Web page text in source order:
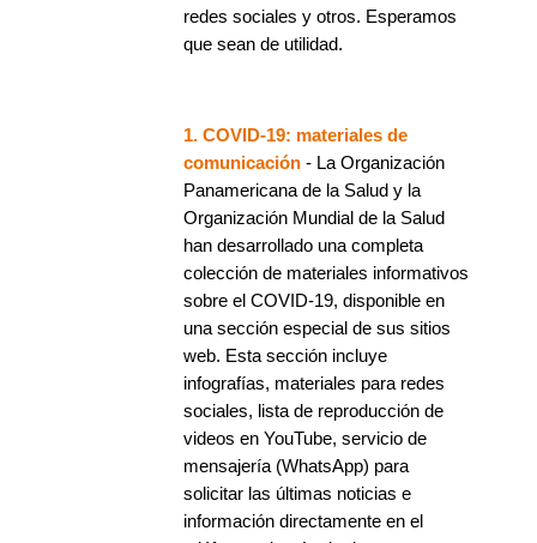
redes sociales y otros. Esperamos
que sean de utilidad.
1. COVID-19: materiales de
comunicación - La Organización
Panamericana de la Salud y la
Organización Mundial de la Salud
han desarrollado una completa
colección de materiales informativos
sobre el COVID-19, disponible en
una sección especial de sus sitios
web. Esta sección incluye
infografías, materiales para redes
sociales, lista de reproducción de
videos en YouTube, servicio de
mensajería (WhatsApp) para
solicitar las últimas noticias e
información directamente en el